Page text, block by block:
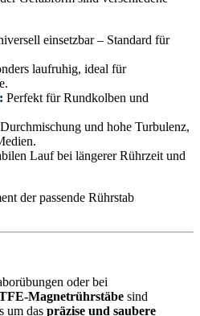
einsetzbar – Standard für
laufruhig, ideal für
: Perfekt für Rundkolben und
und hohe Turbulenz,
Lauf bei längerer Rührzeit und
der passende Rührstab
oder bei
Magnetrührstäbe sind
um das präzise und saubere